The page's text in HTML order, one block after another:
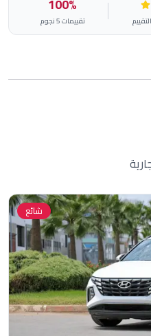
100
تقييمات 5 نجوم
شائع